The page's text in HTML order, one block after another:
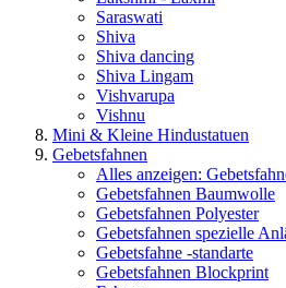
Saraswati
Shiva
Shiva dancing
Shiva Lingam
Vishvarupa
Vishnu
Mini & Kleine Hindustatuen
Gebetsfahnen
Alles anzeigen:
Gebetsfahnen Baumwolle
Gebetsfahnen Polyester
Gebetsfahnen spezielle
Gebetsfahne -standarte
Gebetsfahnen Blockprint